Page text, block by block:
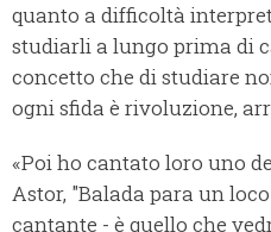
quanto a difficoltà
studiarli a lungo prima di
concetto che di studiare
ogni sfida è rivoluzione,
«Poi ho cantato loro uno
Astor, "Balada para un
cantante - è quello che